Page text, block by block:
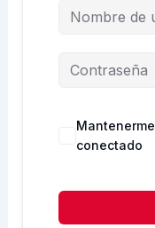
Mantenerme
conectado